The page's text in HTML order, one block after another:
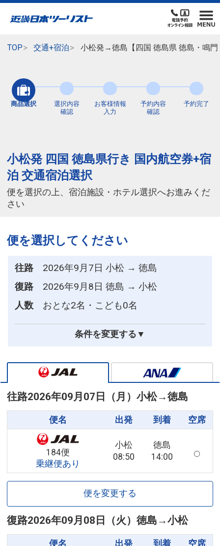
TOP 交通+宿泊 小松発→徳島【四国 徳島県 徳島・鳴
商品選択
選択内容
確認
お客様情報
入力
予約内容
確認
予約完了
小松発 四国 徳島県行き 国内航空券+宿
泊 交通宿泊選択
便を選択の上、宿泊施設・ホテル選択へお進みくだ
さい
便を選択してください
往路
2026年9月7日 小松 → 徳島
復路
2026年9月8日 徳島 → 小松
人数
おとな2名・こども0名
条件を変更する▼
往路2026年09月07日（月） 小松→徳島
便名 出発 到着 空席
184便
乗継便あり
小松
08:50
徳島
14:00
便を変更する
復路2026年09月08日（火） 徳島 →小松
便名 出発 到着 空席